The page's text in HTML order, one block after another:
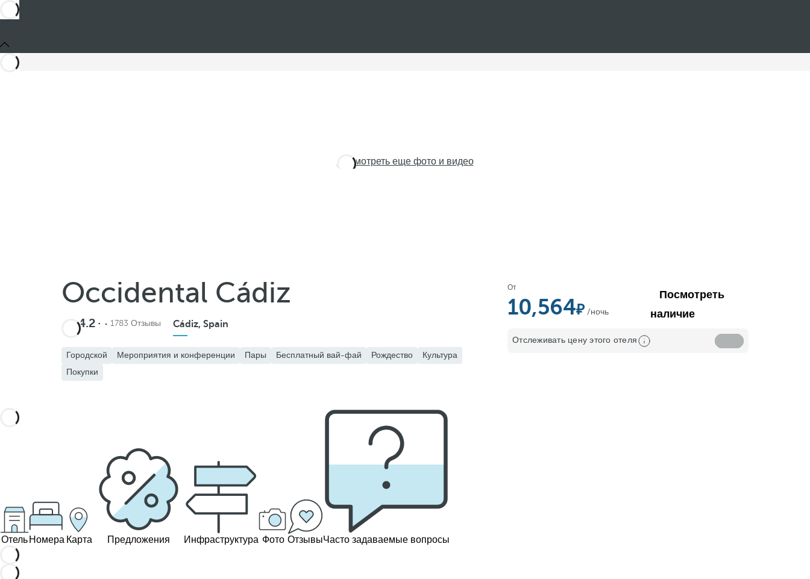
Посмотреть еще фото и видео
От
10,564 /ночь
Посмотреть
наличие
Отслеживать цену этого отеля
Occidental Cádiz
4.2 1783 Отзывы Cádiz, Spain
Городской Мероприятия и конференции Пары Бесплатный вай-фай Рождество
Культура
Покупки
Отель Номера Карта Предложения Инфраструктура Фото ОтзывыЧасто задаваемые вопросы